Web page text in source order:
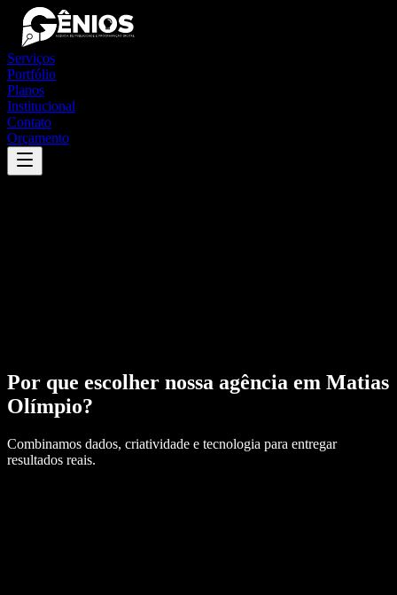
Serviços
Portfólio
Planos
Institucional
Contato
Orçamento
Por que escolher nossa agência em Matias
Olímpio?
Combinamos dados, criatividade e tecnologia para entregar
resultados reais.